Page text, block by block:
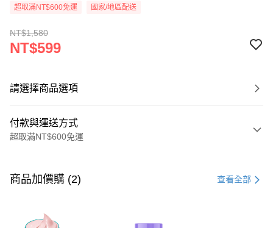
超取滿NT$600免運 國家/地區配送
NT$1,580
NT$599
請選擇商品選項
付款與運送方式
超取滿NT$600免運
信用卡一次付款
LINE Pay
商品加價購 (2) 查看全部